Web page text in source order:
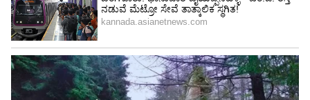
4
6